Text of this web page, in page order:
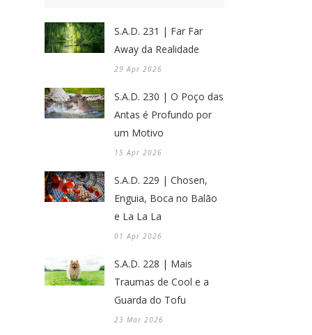
S.A.D. 231 | Far Far
Away da Realidade
29 Apr 2026
S.A.D. 230 | O Poço das
Antas é Profundo por
um Motivo
15 Apr 2026
S.A.D. 229 | Chosen,
Enguia, Boca no Balão
e La La La
01 Apr 2026
S.A.D. 228 | Mais
Traumas de Cool e a
Guarda do Tofu
23 Mar 2026